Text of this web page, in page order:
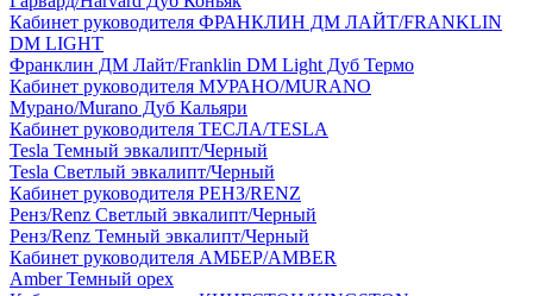
Кабинет руководителя ФРАНКЛИН ДМ ЛАЙТ/FRANKLIN
DM LIGHT
Франклин ДМ Лайт/Franklin DM Light Дуб Термо
Кабинет руководителя МУРАНО/MURANO
Мурано/Murano Дуб Кальяри
Кабинет руководителя ТЕСЛА/TESLA
Tesla Темный эвкалипт/Черный
Tesla Светлый эвкалипт/Черный
Кабинет руководителя РЕНЗ/RENZ
Ренз/Renz Светлый эвкалипт/Черный
Ренз/Renz Темный эвкалипт/Черный
Кабинет руководителя АМБЕР/AMBER
Amber Темный орех